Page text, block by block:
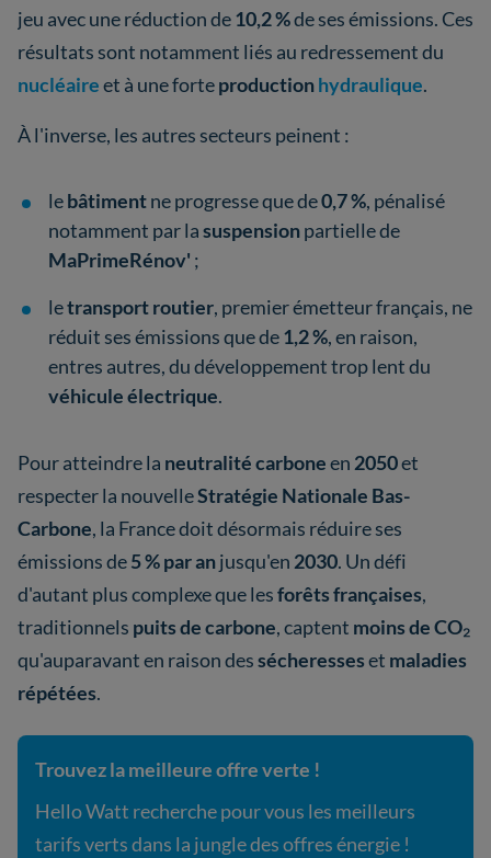
jeu avec une réduction de10,2 %de ses émissions. Ces
résultats sont notamment liés au redressement du
nucléaireet à une forteproductionhydraulique.
À l'inverse, les autres secteurs peinent :
lebâtimentne progresse que de0,7 %, pénalisé
notamment par lasuspensionpartielle de
MaPrimeRénov' ;
letransport routier, premier émetteur français, ne
réduit ses émissions que de1,2 %, en raison,
entres autres, du développement trop lent du
véhicule électrique.
Pour atteindre la neutralité carboneen 2050et
respecter la nouvelleStratégie Nationale Bas-
Carbone, la France doit désormais réduire ses
émissions de5 % par anjusqu'en 2030. Un défi
d'autant plus complexe que lesforêts françaises,
traditionnels puits de carbone, captent moins de CO₂
qu'auparavant en raison dessécheresseset maladies
répétées.
Trouvez la meilleure offre verte !
Hello Watt recherche pour vous les meilleurs
tarifs verts dans la jungle des offres énergie !